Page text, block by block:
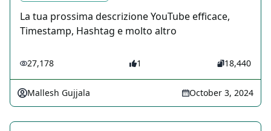
La tua prossima descrizione YouTube efficace,
Timestamp, Hashtag e molto altro
27,178 1 18,440
Mallesh Gujjala October 3, 2024